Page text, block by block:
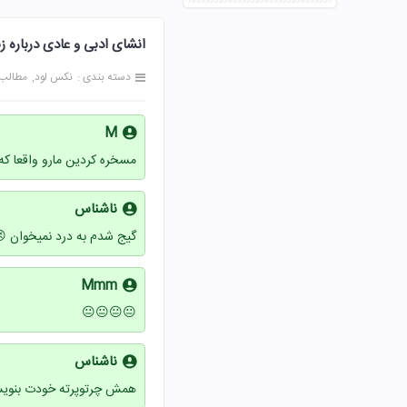
انشای ادبی و عادی درباره
دسته بندی : نکس لود
M
مسخره کردین مارو واقعا
ناشناس
گیج شدم به درد نمیخوان
Mmm
😐😐😐😐
ناشناس
همش چرتوپرته خودت